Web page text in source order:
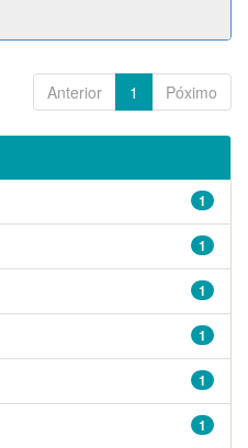
Anterior 1 Póximo
1
1
1
1
1
1